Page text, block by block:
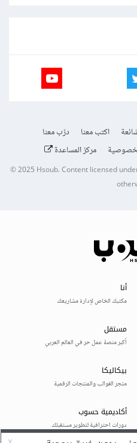
اكتب معنا
درّب معنا
مركز المساعدة
© 2025Hsoub.Content licensed